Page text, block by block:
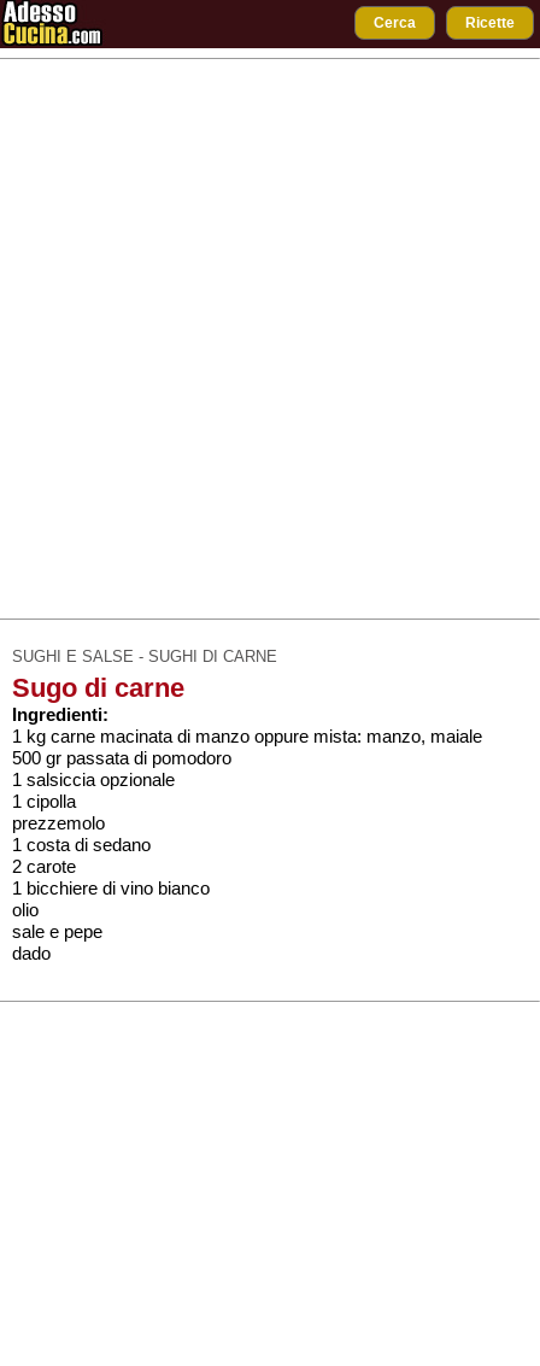
Cerca Ricette
SUGHI E SALSE - SUGHI DI CARNE
Sugo di carne
Ingredienti:
1 kg carne macinata di manzo oppure mista: manzo, maiale
500 gr passata di pomodoro
1 salsiccia opzionale
1 cipolla
prezzemolo
1 costa di sedano
2 carote
1 bicchiere di vino bianco
olio
sale e pepe
dado